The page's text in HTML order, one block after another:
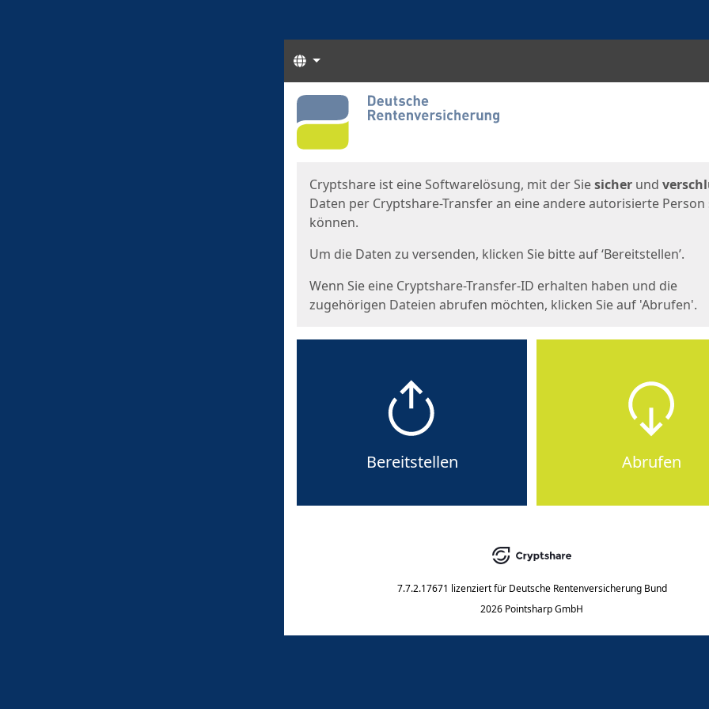
Sprachen
Start
Cryptshare ist eine Softwarelösung, mit der Siesicher und
Daten per Cryptshare-Transfer an eine andere autorisierte Person
können.
Um die Daten zu versenden, klicken Sie bitte auf ‘Bereitstellen’.
Wenn Sie eine Cryptshare-Transfer-ID erhalten haben und die
zugehörigen Dateien abrufen möchten, klicken Sie auf 'Abrufen'.
Bereitstellen Abrufen
7.7.2.17671 lizenziert für Deutsche Rentenversicherung Bund
2026 Pointsharp GmbH